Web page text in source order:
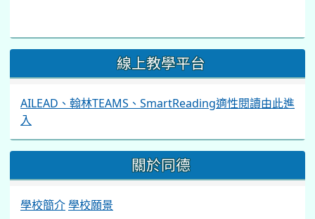
線上教學平台
AILEAD、翰林TEAMS、SmartReading適性閱讀由此進
入
關於同德
學校簡介學校願景